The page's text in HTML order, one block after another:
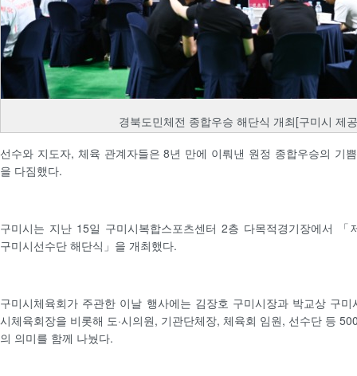
경북도민체전 종합우승 해단식 개최[구미시 제
선수와 지도자, 체육 관계자들은 8년 만에 이뤄낸 원정 종합우승의 기
을 다짐했다.
구미시는 지난 15일 구미시복합스포츠센터 2층 다목적경기장에서 「
구미시선수단 해단식」을 개최했다.
구미시체육회가 주관한 이날 행사에는 김장호 구미시장과 박교상 구
시체육회장을 비롯해 도·시의원, 기관단체장, 체육회 임원, 선수단 등
의 의미를 함께 나눴다.